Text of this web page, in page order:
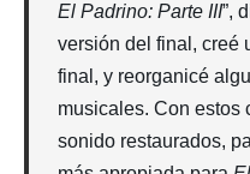
El Padrino: Parte III”,
versión del final, creé
final, y reorganicé
musicales. Con estos
sonido restaurados,